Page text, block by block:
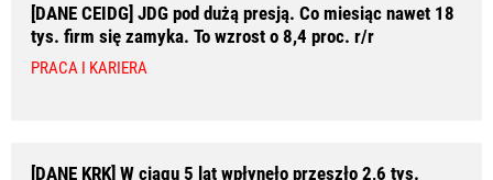
[DANE CEIDG] JDG pod dużą presją. Co miesiąc nawet 18
tys. firm się zamyka. To wzrost o 8,4 proc. r/r
PRACA I KARIERA
[DANE KRK] W ciągu 5 lat wpłynęło przeszło 2,6 tys.